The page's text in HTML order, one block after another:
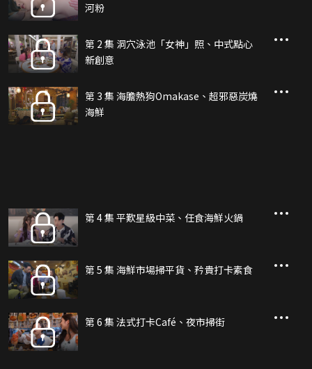
河粉
第 2 集 洞穴泳池「女神」照、中式點心
新創意
第 3 集 海膽熱狗Omakase、超邪惡炭燒
海鮮
第 4 集 平歎星級中菜、任食海鮮火鍋
第 5 集 海鮮市場掃平貨、矜貴打卡素食
第 6 集 法式打卡Café、夜市掃街